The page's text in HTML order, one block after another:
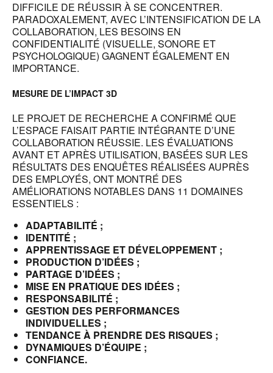
DIFFICILE DE RÉUSSIR À SE CONCENTRER.
PARADOXALEMENT, AVEC L’INTENSIFICATION DE LA
COLLABORATION, LES BESOINS EN
CONFIDENTIALITÉ (VISUELLE, SONORE ET
PSYCHOLOGIQUE) GAGNENT ÉGALEMENT EN
IMPORTANCE.
MESURE DE L’IMPACT 3D
LE PROJET DE RECHERCHE A CONFIRMÉ QUE
L’ESPACE FAISAIT PARTIE INTÉGRANTE D’UNE
COLLABORATION RÉUSSIE. LES ÉVALUATIONS
AVANT ET APRÈS UTILISATION, BASÉES SUR LES
RÉSULTATS DES ENQUÊTES RÉALISÉES AUPRÈS
DES EMPLOYÉS, ONT MONTRÉ DES
AMÉLIORATIONS NOTABLES DANS 11 DOMAINES
ESSENTIELS :
ADAPTABILITÉ ;
IDENTITÉ ;
APPRENTISSAGE ET DÉVELOPPEMENT ;
PRODUCTION D’IDÉES ;
PARTAGE D’IDÉES ;
MISE EN PRATIQUE DES IDÉES ;
RESPONSABILITÉ ;
GESTION DES PERFORMANCES
INDIVIDUELLES ;
TENDANCE À PRENDRE DES RISQUES ;
DYNAMIQUES D’ÉQUIPE ;
CONFIANCE.